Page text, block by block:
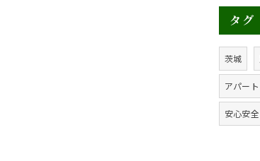
タグ
茨城
アパート
安心安全